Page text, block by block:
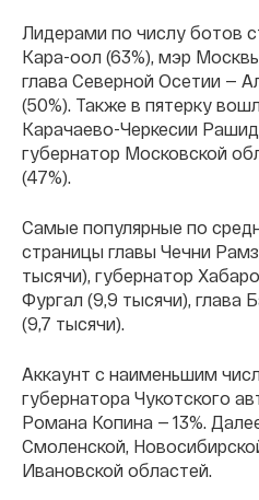
Лидерами по числу ботов
Кара-оол (63%), мэр
глава Северной Осетии —
(50%). Также в пятерку
Карачаево-Черкесии
губернатор Московской
(47%).
Самые популярные по
страницы главы Чечни
тысячи), губернатор
Фургал (9,9 тысячи), глава
(9,7 тысячи).
Аккаунт с наименьшим
губернатора Чукотского
Романа Копина — 13%.
Смоленской,
Ивановской областей.